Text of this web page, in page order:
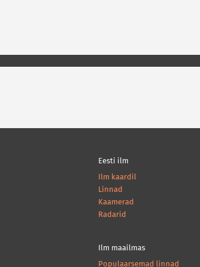
Eesti ilm
Ilm kaardil
Linnad
Kaamerad
Radarid
Ilm maailmas
Populaarsemad linnad